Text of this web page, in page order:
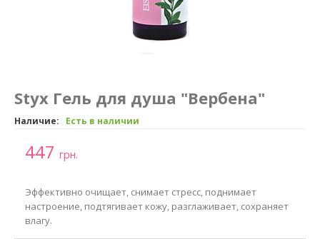
Styx Гель для душа "Вербена"
Наличие: Есть в наличии
447 грн.
Эффективно очищает, снимает стресс, поднимает
настроение, подтягивает кожу, разглаживает, сохраняет
влагу.